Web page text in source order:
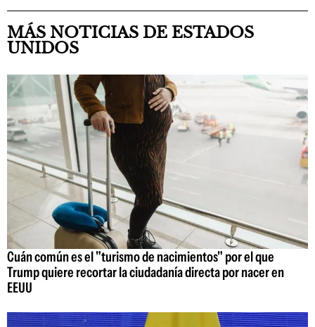
MÁS NOTICIAS DE ESTADOS
UNIDOS
Cuán común es el "turismo de nacimientos" por el que
Trump quiere recortar la ciudadanía directa por nacer en
EEUU